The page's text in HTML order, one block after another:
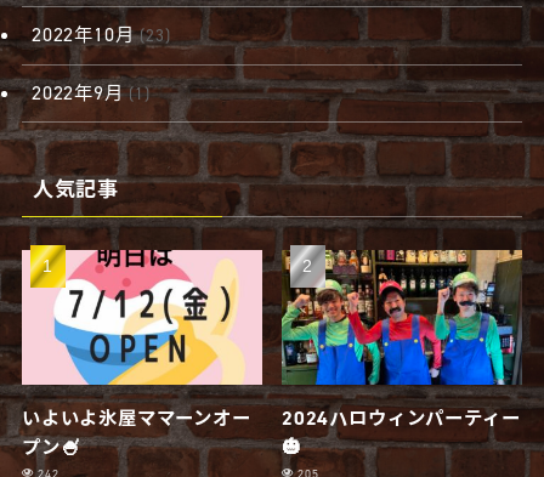
2022年10月(23)
2022年9月(1)
人気記事
いよいよ氷屋ママーンオー
プン🍧
2024ハロウィンパーティー
🎃